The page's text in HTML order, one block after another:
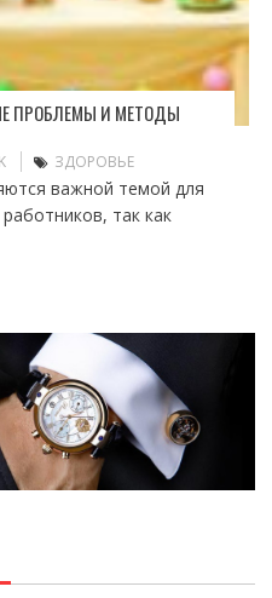
ПРОБЛЕМЫ И МЕТОДЫ
ЗДОРОВЬЕ
важной темой для
так как